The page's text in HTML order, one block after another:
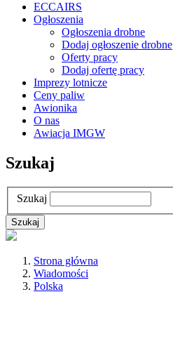
ECCAIRS
Ogłoszenia
Ogłoszenia drobne
Dodaj ogłoszenie drobne
Oferty pracy
Dodaj ofertę pracy
Imprezy lotnicze
Ceny paliw
Awionika
O nas
Awiacja IMGW
Szukaj
Szukaj
Strona główna
Wiadomości
Polska